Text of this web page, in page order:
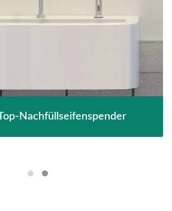
Nachfüllseifenspender